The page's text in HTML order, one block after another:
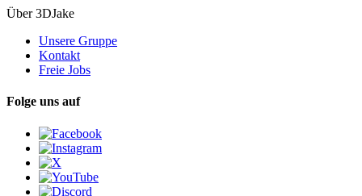
Über 3DJake
Unsere Gruppe
Kontakt
Freie Jobs
Folge uns auf